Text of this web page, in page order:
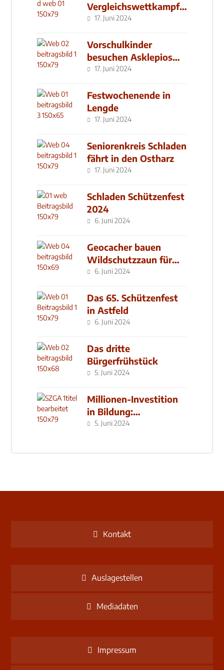
Vergleichswettkampf
seit 2019
17. Juni 2024
Vorschulkinder
besuchen Asklepios
Klinik
17. Juni 2024
Festwochenende in
Lengde
17. Juni 2024
Seniorenkreis Schladen
fährt in den Ostharz
17. Juni 2024
Schladen Schützenfest
2024
6. Juni 2024
Geocacher bauen
Wildschutzzaun für
den MachMit! Wald
6. Juni 2024
Das 65. Schützenfest
in Astfeld
6. Juni 2024
Das dritte
Bürgerfrühstück
5. Juni 2024
Millionen-Investition
in Bildung:
Schulzentrum-Neubau
5. Juni 2024
Kontakt
Auslagestellen
Mediadaten
Impressum